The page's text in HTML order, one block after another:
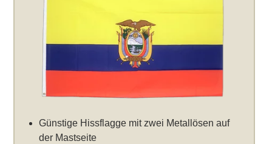
Günstige Hissflagge mit zwei Metallösen auf
der Mastseite